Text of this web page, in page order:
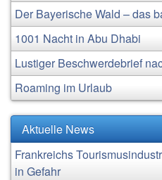
Der Bayerische Wald – das
1001 Nacht in Abu Dhabi
Lustiger Beschwerdebrief
Roaming im Urlaub
Aktuelle News
Frankreichs
in Gefahr